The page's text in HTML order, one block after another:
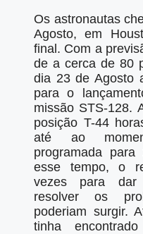
Os astronautas
Agosto, em
final. Com a
de a cerca de 80
dia 23 de Agosto
para o
missão STS-128.
posição T-44
até ao
programada
esse tempo, o
vezes para dar
resolver os
poderiam surgir.
tinha